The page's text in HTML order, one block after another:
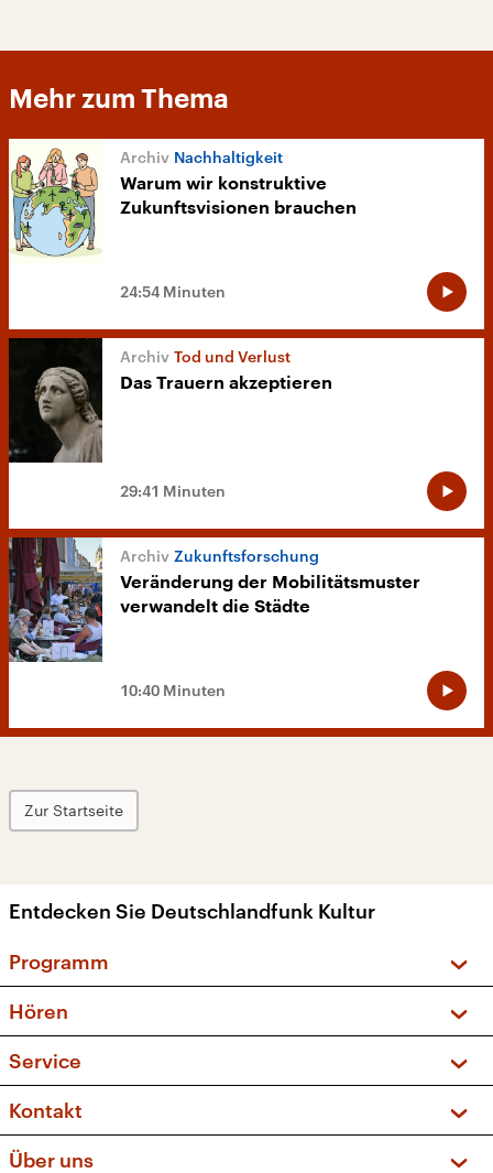
Mehr zum Thema
Nachhaltigkeit
Warum wir konstruktive
Zukunftsvisionen brauchen
24:54 Minuten
Tod und Verlust
Das Trauern akzeptieren
29:41 Minuten
Zukunftsforschung
Veränderung der Mobilitätsmuster
verwandelt die Städte
10:40 Minuten
Zur Startseite
Entdecken Sie Deutschlandfunk Kultur
Programm
Sendungen und Podcasts
Musikliste
Kakadu – Das Kinderprogramm
Hören
Frequenzen (UKW + DAB+)
Service
FAQ
Apps
Kontakt
Über uns